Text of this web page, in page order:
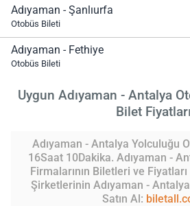
Adıyaman - Şanlıurfa
Otobüs Bileti
Adıyaman - Fethiye
Otobüs Bileti
Uygun Adıyaman - Antalya
Bilet Fiyatları
Adıyaman - Antalya Yolculuğu
16Saat 10Dakika. Adıyaman -
Firmalarının Biletleri ve Fiyatları
Şirketlerinin Adıyaman -
Satın Al: